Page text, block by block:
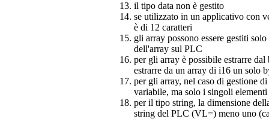
il tipo data non è gestito
se utilizzato in un applicativo con
è di 12 caratteri
gli array possono essere gestiti
dell'array sul PLC
per gli array è possibile estrarre
estrarre da un array di i16 un solo
per gli array, nel caso di gestione
variabile, ma solo i singoli elementi
per il tipo string, la dimensione
string del PLC (VL=) meno uno